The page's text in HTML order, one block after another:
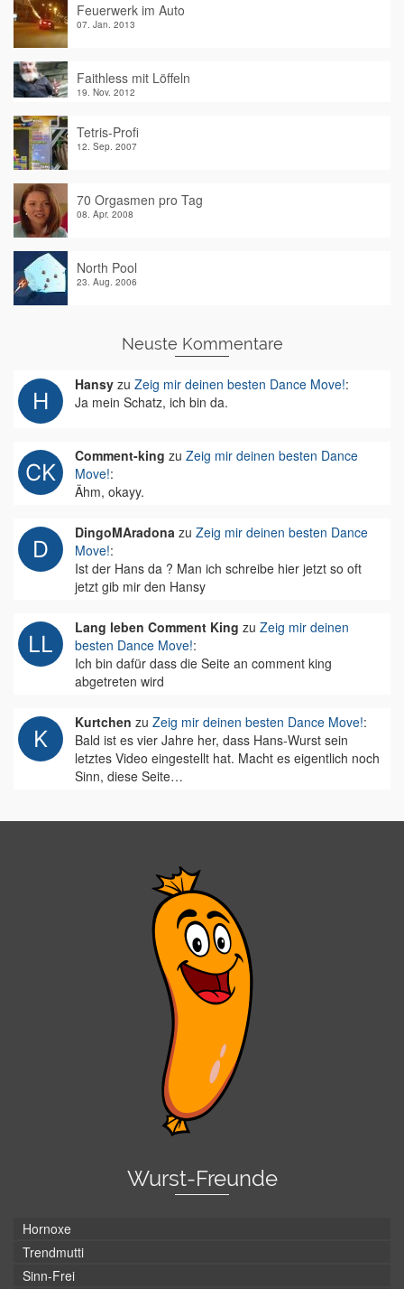
Feuerwerk im Auto
07. Jan. 2013
Faithless mit Löffeln
19. Nov. 2012
Tetris-Profi
12. Sep. 2007
70 Orgasmen pro Tag
08. Apr. 2008
North Pool
23. Aug. 2006
Neuste Kommentare
Hansy zu Zeig mir deinen besten Dance Move!:
Ja mein Schatz, ich bin da.
Comment-king zu Zeig mir deinen besten Dance
Move!:
Ähm, okayy.
DingoMAradona zu Zeig mir deinen besten Dance
Move!:
Ist der Hans da ? Man ich schreibe hier jetzt so oft
jetzt gib mir den Hansy
Lang leben Comment King zu Zeig mir deinen
besten Dance Move!:
Ich bin dafür dass die Seite an comment king
abgetreten wird
Kurtchen zu Zeig mir deinen besten Dance Move!:
Bald ist es vier Jahre her, dass Hans-Wurst sein
letztes Video eingestellt hat. Macht es eigentlich noch
Sinn, diese Seite…
Wurst-Freunde
Hornoxe
Trendmutti
Sinn-Frei